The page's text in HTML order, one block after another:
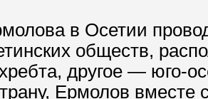
в Осетии
обществ,
хребта, другое — юго-
Ермолов вместе